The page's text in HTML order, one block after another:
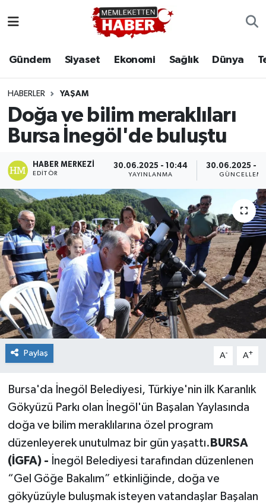
Gündem Siyaset Ekonomi Sağlık Dünya
HABERLER YAŞAM
Doğa ve bilim meraklıları
Bursa İnegöl'de buluştu
HABER MERKEZI
EDITÖR
30.06.2025 - 10:44
YAYINLANMA
30.06.2025 -
Paylaş A- A+
Bursa'da İnegöl Belediyesi, Türkiye'nin ilk Karanlık
Gökyüzü Parkı olan İnegöl'ün Başalan Yaylasında
doğa ve bilim meraklılarına özel program
düzenleyerek unutulmaz bir gün yaşattı. BURSA
(İGFA) - İnegöl Belediyesi tarafından düzenlenen
“Gel Göğe Bakalım” etkinliğinde, doğa ve
gökyüzüyle buluşmak isteyen vatandaşlar Başalan